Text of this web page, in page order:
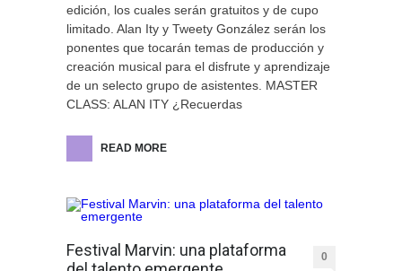
edición, los cuales serán gratuitos y de cupo
limitado. Alan Ity y Tweety González serán los
ponentes que tocarán temas de producción y
creación musical para el disfrute y aprendizaje
de un selecto grupo de asistentes. MASTER
CLASS: ALAN ITY ¿Recuerdas
READ MORE
Festival Marvin: una plataforma
0